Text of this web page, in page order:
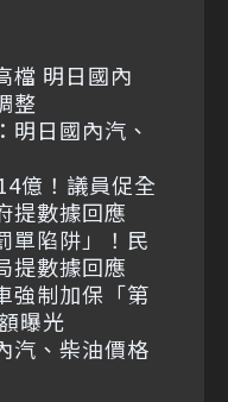
檔 明日國內
整
明日國內汽、
億！議員促全
提數據回應
單陷阱」！民
提數據回應
強制加保「第
曝光
汽、柴油價格